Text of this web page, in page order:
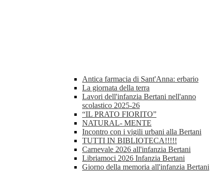
Antica farmacia di Sant'Anna: erbario
La giornata della terra
Lavori dell'infanzia Bertani nell'anno
scolastico 2025-26
“IL PRATO FIORITO”
NATURAL- MENTE
Incontro con i vigili urbani alla Bertani
TUTTI IN BIBLIOTECA!!!!!
Carnevale 2026 all'infanzia Bertani
Libriamoci 2026 Infanzia Bertani
Giorno della memoria all'infanzia Bertani